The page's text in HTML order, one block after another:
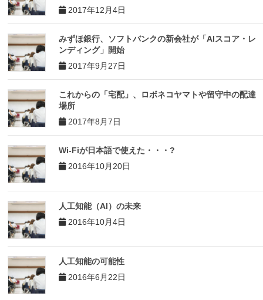
2017年12月4日
みずほ銀行、ソフトバンクの新会社が「AIスコア・レ
ンディング」開始
2017年9月27日
これからの「宅配」、ロボネコヤマトや留守中の配達
場所
2017年8月7日
Wi-Fiが日本語で使えた・・・?
2016年10月20日
人工知能（AI）の未来
2016年10月4日
人工知能の可能性
2016年6月22日